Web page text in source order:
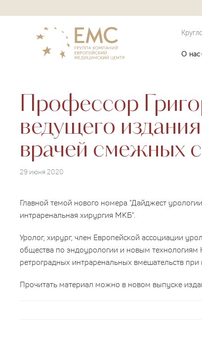
О нас
Профессор
ведущего
врачей смежных
29 июня 2020
Главной темой нового номера "Дайджест
интраренальная хирургия МКБ".
Уролог, хирург, член Европейской ассоциации
общества по эндоурологии и новым
ретроградных интраренальных вмешательств
Прочитать материал можно в новом выпуске